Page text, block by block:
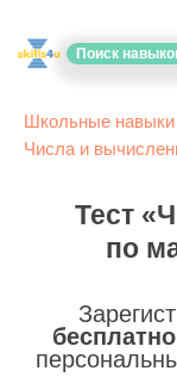
Поиск
Школьные навыки
Числа и
Тест
по